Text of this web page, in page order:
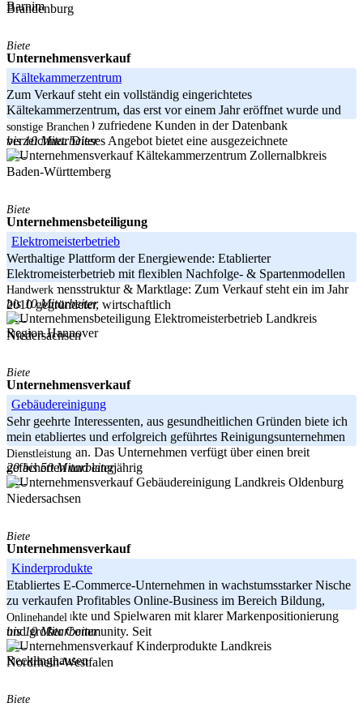
Brandenburg
Barnim
Biete
Unternehmensverkauf
Kältekammerzentrum
Zum Verkauf steht ein vollständig eingerichtetes
Kältekammerzentrum, das erst vor einem Jahr eröffnet wurde und
bereits über 1000 zufriedene Kunden in der Datenbank
verzeichnet. Dieses Angebot bietet eine ausgezeichnete
-----
Baden-Württemberg
sonstige Branchen
bis 10 Mitarbeiter
Zollernalbkreis
Biete
Unternehmensbeteiligung
Elektromeisterbetrieb
Werthaltige Plattform der Energiewende: Etablierter
Elektromeisterbetrieb mit flexiblen Nachfolge- & Spartenmodellen
Unternehmensstruktur & Marktlage: Zum Verkauf steht ein im Jahr
2010 gegründeter, wirtschaftlich
-----
Niedersachsen
Handwerk
bis 10 Mitarbeiter
Landkreis
Region Hannover
Biete
Unternehmensverkauf
Gebäudereinigung
Sehr geehrte Interessenten, aus gesundheitlichen Gründen biete ich
mein etabliertes und erfolgreich geführtes Reinigungsunternehmen
zum Verkauf an. Das Unternehmen verfügt über einen breit
gefächerten und langjährig
-----
Niedersachsen
Dienstleistung
20 bis 50 Mitarbeiter
Landkreis Oldenburg
Biete
Unternehmensverkauf
Kinderprodukte
Etabliertes E-Commerce-Unternehmen in wachstumsstarker Nische
zu verkaufen Profitables Online-Business im Bereich Bildung,
Kinderprodukte und Spielwaren mit klarer Markenpositionierung
und großer Community. Seit
-----
Nordrhein-Westfalen
Onlinehandel
bis 10 Mitarbeiter
Landkreis
Recklinghausen
Biete